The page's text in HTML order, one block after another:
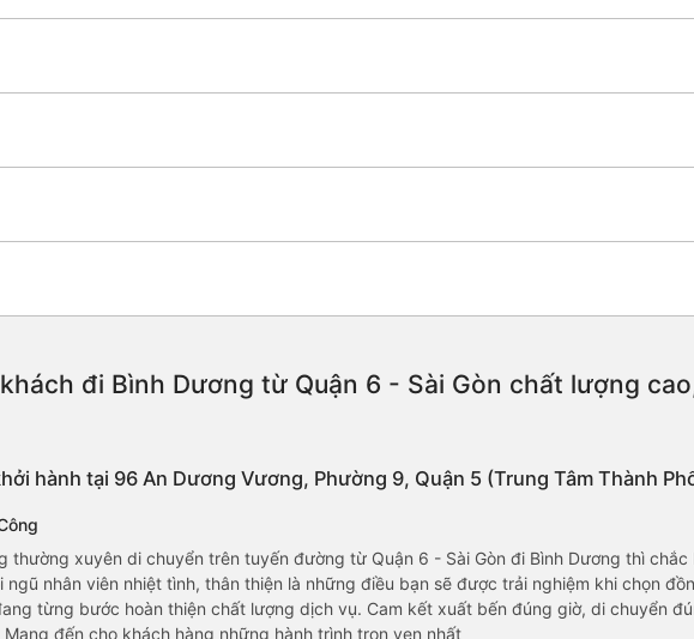
khách đi Bình Dương từ Quận 6 - Sài Gòn chất lượng
hành tại 96 An Dương Vương, Phường 9, Quận 5 (Trung Tâm Thành
thường xuyên di chuyển trên tuyến đường từ Quận 6 - Sài Gòn đi Bình Dương thì
nhân viên nhiệt tình, thân thiện là những điều bạn sẽ được trải nghiệm khi chọn
từng bước hoàn thiện chất lượng dịch vụ. Cam kết xuất bến đúng giờ, di chuyển
đến cho khách hàng những hành trình trọn vẹn nhất